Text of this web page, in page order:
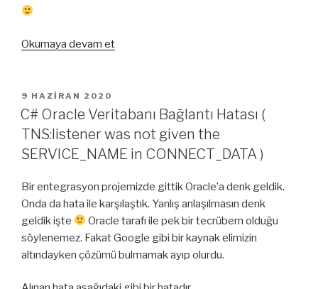
Okumaya devam et“PostgreSQL
YAYIM
TARIHI
9 HAZIRAN 2020
C# Oracle Veritabanı Bağlantı Hatası (
TNS:listener was not given the
SERVICE_NAME in CONNECT_DATA )
Bir entegrasyon projemizde gittik Oracle’a denk geldik.
Onda da hata ile karşılaştık. Yanlış anlaşılmasın denk
geldik işte
Oracle tarafı ile pek bir tecrübem olduğu
söylenemez. Fakat Google gibi bir kaynak elimizin
altındayken çözümü bulmamak ayıp olurdu.